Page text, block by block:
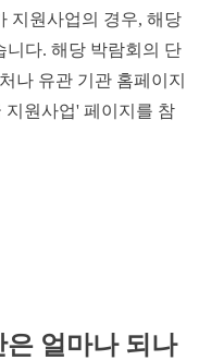
지원사업의 경우, 해당
니다. 해당 박람회의 단
나 유관 기관 홈페이지
지원사업' 페이지를 참
은 얼마나 되나